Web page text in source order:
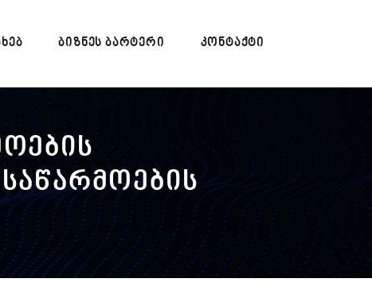
ᲑᲘᲖᲜᲔᲡ ᲑᲐᲠᲢᲔᲠᲘ ᲙᲝᲜᲢᲐᲥᲢᲘ